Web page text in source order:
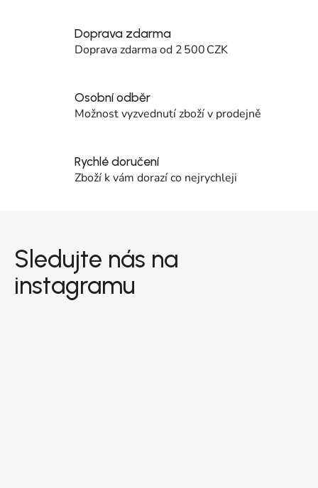
Doprava zdarma
Doprava zdarma od 2 500 CZK
Osobní odběr
Možnost vyzvednutí zboží v prodejně
Rychlé doručení
Zboží k vám dorazí co nejrychleji
Sledujte nás na
instagramu